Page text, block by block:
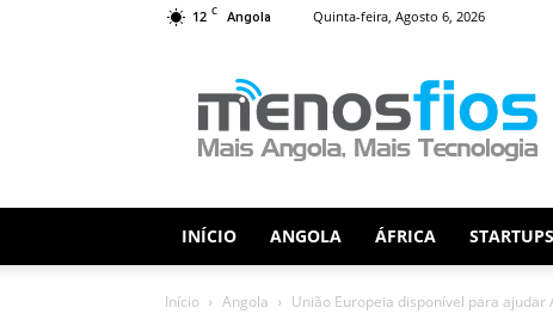
12 C Angola Quinta-feira, Agosto 6, 2026
Fios
INÍCIO ANGOLA ÁFRICA STARTUPS
Início Angola União Europeia disponível para